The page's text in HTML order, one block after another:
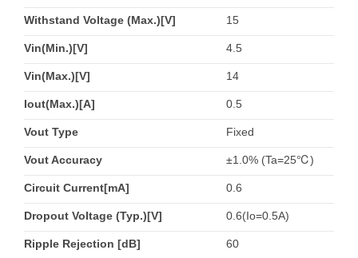
Withstand Voltage (Max.)[V] 15
Vin(Min.)[V] 4.5
Vin(Max.)[V] 14
Iout(Max.)[A] 0.5
Vout Type Fixed
Vout Accuracy ±1.0% (Ta=25℃)
Circuit Current[mA] 0.6
Dropout Voltage (Typ.)[V] 0.6(Io=0.5A)
Ripple Rejection [dB] 60